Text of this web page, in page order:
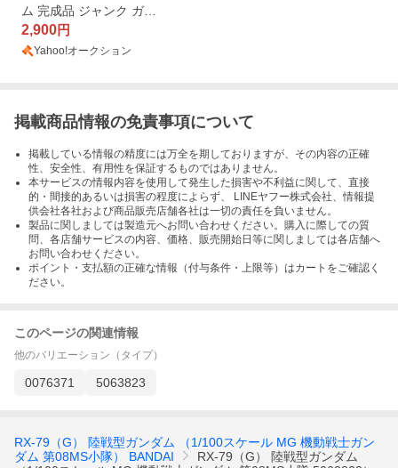
ム 完成品 ジャンク ガン
プラ パーツ
2,900円
Yahoo!オークション
掲載商品情報の免責事項について
掲載している情報の精度には万全を期しておりますが、その内容の正確
性、安全性、有用性を保証するものではありません。
本サービスの情報内容を使用して発生した損害や不利益に関して、直接
的・間接的あるいは損害の程度によらず、 LINEヤフー株式会社、情報提
供会社各社および商品販売店舗各社は一切の責任を負いません。
製品に関しましては製造元へお問い合わせください。購入に際しての質
問、各店舗サービスの内容、価格、販売開始日等に関しましては各店舗へ
お問い合わせください。
ポイント・支払額の正確な情報（付与条件・上限等）はカートをご確認く
ださい。
このページの関連情報
他のバリエーション（タイプ）
0076371 5063823
RX-79（G） 陸戦型ガンダム （1/100スケール MG 機動戦士ガン
ダム 第08MS小隊） BANDAI
RX-79（G） 陸戦型ガンダム